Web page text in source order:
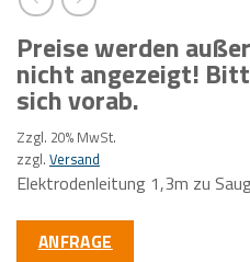
Preise werden
nicht angezeigt!
sich vorab.
Zzgl. 20% MwSt.
zzgl. Versand
Elektrodenleitung 1,3m zu
ANFRAGE